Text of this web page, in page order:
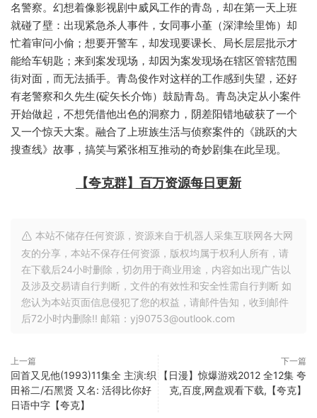
名警察。幻想着像影视剧中威风工作的青岛，却在第一天上班
就碰了壁：出现紧急杀人事件，女同事小堇（深津绘里饰）却
忙着审问小偷；想要开警车，却发现要课长、局长层层批示才
能给车钥匙；来到案发现场，却因为案发现场在辖区管辖范围
街对面，而无法插手。青岛俊作对这样的工作感到失望，还好
有老警察和久先生(碇矢长介饰）鼓励青岛。青岛决定从小案件
开始做起，不想凭借他出色的洞察力，阴差阳错地破获了一个
又一个惊天大案。融合了上班族生活与侦察案件的《跳跃的大
搜查线》故事，搞笑与紧张相互推动的奇妙剧集在此呈现。
【夸克群】百万资源每日更新
本站不储存任何资源，资源来自于机器人采集互联网各大网
友的分享，本站不保存任何资源，版权均属于权利人所有，请
在下载后24小时删除，切勿用于商业用途，内容如出现广告以
及涉及交易请自行判断，文件的有效性和安全性需自行判断 如
您认为本站页面信息侵犯了您的权益，请邮件告知，收到邮件
后72小时内删除!! 邮箱：yj90753@outlook.com
上一篇
回首又见他(1993)11集全 主演:织
田裕二/石黑贤 又名: 活得比你好
日语中字【夸克】
下一篇
【日漫】惊爆游戏2012 全12集 夸
克,百度,网盘观看下载,【夸克】